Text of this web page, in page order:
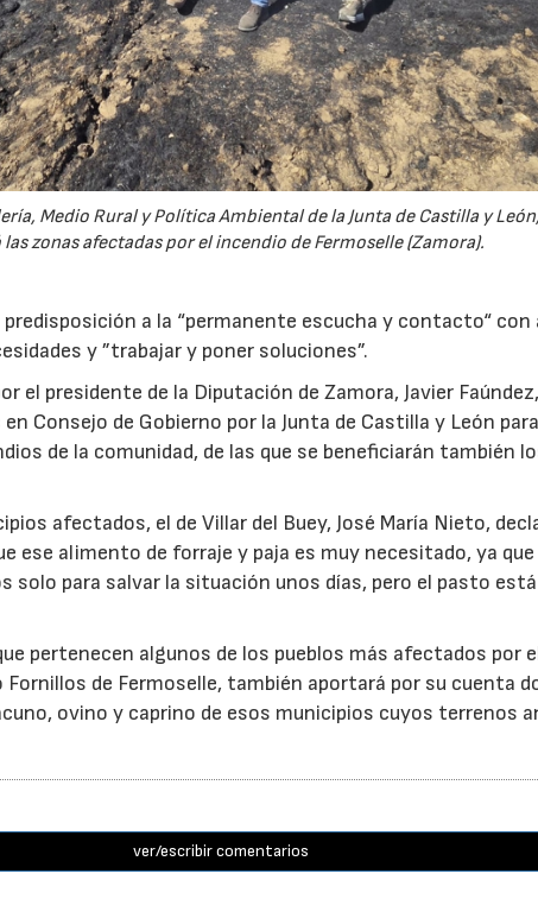
Medio Rural y Política Ambiental de la Junta de Castilla y
zonas afectadas por el incendio de Fermoselle (Zamora).
a la “permanente escucha y contacto“
y ”trabajar y poner soluciones”.
el presidente de la Diputación de Zamora, Javier
Consejo de Gobierno por la Junta de Castilla y León
de la comunidad, de las que se beneficiarán también
afectados, el de Villar del Buey, José María Nieto,
ese alimento de forraje y paja es muy necesitado, ya que
solo para salvar la situación unos días, pero el pasto
pertenecen algunos de los pueblos más afectados por
Fornillos de Fermoselle, también aportará por su cuenta
ovino y caprino de esos municipios cuyos terrenos
ver/escribir comentarios